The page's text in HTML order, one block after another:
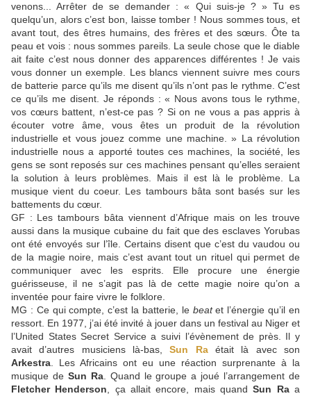
venons... Arrêter de se demander : « Qui suis-je ? » Tu es
quelqu’un, alors c’est bon, laisse tomber ! Nous sommes tous, et
avant tout, des êtres humains, des frères et des sœurs. Ôte ta
peau et vois : nous sommes pareils. La seule chose que le diable
ait faite c’est nous donner des apparences différentes ! Je vais
vous donner un exemple. Les blancs viennent suivre mes cours
de batterie parce qu’ils me disent qu’ils n’ont pas le rythme. C’est
ce qu’ils me disent. Je réponds : « Nous avons tous le rythme,
vos cœurs battent, n’est-ce pas ? Si on ne vous a pas appris à
écouter votre âme, vous êtes un produit de la révolution
industrielle et vous jouez comme une machine. » La révolution
industrielle nous a apporté toutes ces machines, la société, les
gens se sont reposés sur ces machines pensant qu’elles seraient
la solution à leurs problèmes. Mais il est là le problème. La
musique vient du coeur. Les tambours bâta sont basés sur les
battements du cœur.
GF : Les tambours bâta viennent d’Afrique mais on les trouve
aussi dans la musique cubaine du fait que des esclaves Yorubas
ont été envoyés sur l’île. Certains disent que c’est du vaudou ou
de la magie noire, mais c’est avant tout un rituel qui permet de
communiquer avec les esprits. Elle procure une énergie
guérisseuse, il ne s’agit pas là de cette magie noire qu’on a
inventée pour faire vivre le folklore.
MG : Ce qui compte, c’est la batterie, le beatet l’énergie qu’il en
ressort. En 1977, j’ai été invité à jouer dans un festival au Niger et
l’United States Secret Service a suivi l’évènement de près. Il y
avait d’autres musiciens là-bas,Sun Raétait là avec son
Arkestra . Les Africains ont eu une réaction surprenante à la
musique de Sun Ra. Quand le groupe a joué l’arrangement de
Fletcher Henderson , ça allait encore, mais quandSun Raa